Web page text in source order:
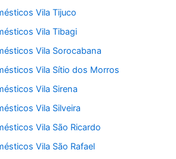
Vila Tijuco
Vila Tibagi
Vila Sorocabana
Vila Sítio dos Morros
Vila Sirena
Vila Silveira
Vila São Ricardo
Vila São Rafael